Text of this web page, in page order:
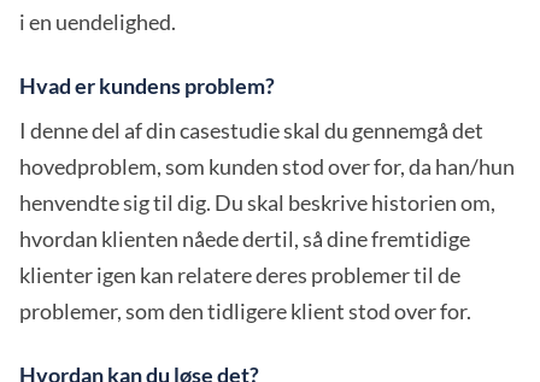
i en uendelighed.
Hvad er kundens problem?
I denne del af din casestudie skal du gennemgå det
hovedproblem, som kunden stod over for, da han/hun
henvendte sig til dig. Du skal beskrive historien om,
hvordan klienten nåede dertil, så dine fremtidige
klienter igen kan relatere deres problemer til de
problemer, som den tidligere klient stod over for.
Hvordan kan du løse det?